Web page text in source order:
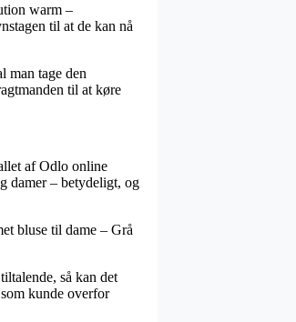
warm –
til at de kan nå
man tage den
til at køre
af Odlo online
damer – betydeligt, og
bluse til dame – Grå
så kan det
kunde overfor